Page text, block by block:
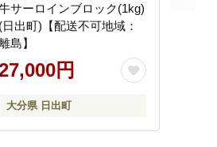
サーロインブロック(1kg)
(日出町)【配送不可地域：
島】
円
大分県 日出町